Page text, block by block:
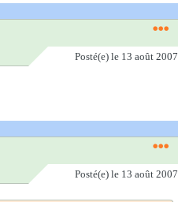
Posté(e) le 13 août 2007
Posté(e) le 13 août 2007